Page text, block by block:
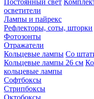
Постоянный свет
осветители
Лампы и пайрекс
Рефлекторы, соты, шторки
Фотозонты
Отражатели
Кольцевые лампы Со
Кольцевые лампы 26 см
кольцевые лампы
Софтбоксы
Стрипбоксы
Октобоксы